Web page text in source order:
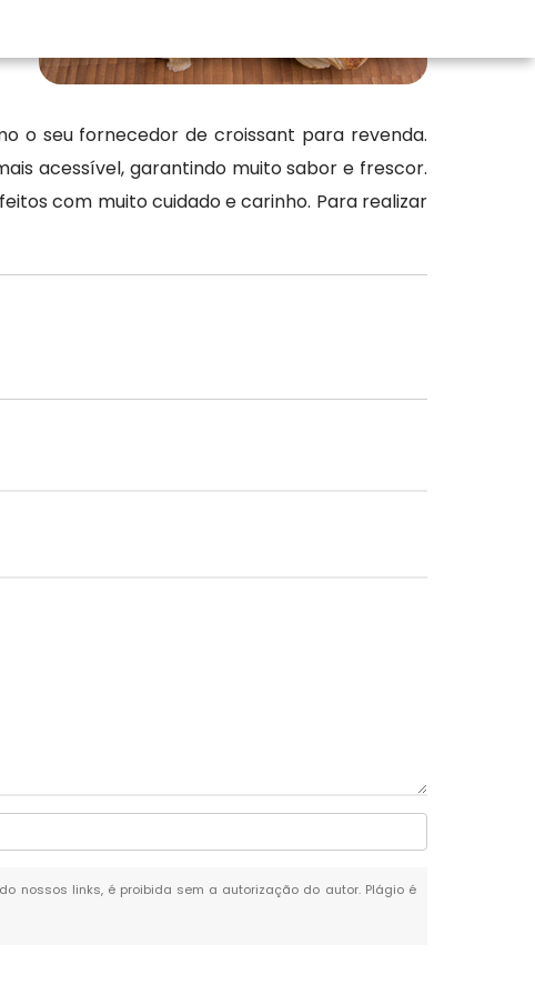
o seu fornecedor de croissant para revenda.
acessível, garantindo muito sabor e frescor.
com muito cuidado e carinho. Para realizar
nossos links, é proibida sem a autorização do autor. Plágio é